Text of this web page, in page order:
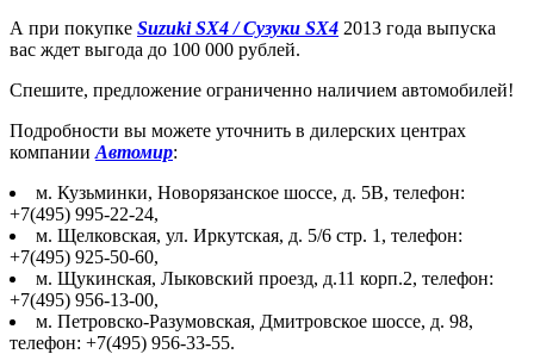
А при покупке Suzuki SX4 / Сузуки SX4 2013 года выпуска
вас ждет выгода до 100 000 рублей.
Спешите, предложение ограниченно наличием автомобилей!
Подробности вы можете уточнить в дилерских центрах
компании Автомир:
м. Кузьминки, Новорязанское шоссе, д. 5В, телефон:
+7(495) 995-22-24,
м. Щелковская, ул. Иркутская, д. 5/6 стр. 1, телефон:
+7(495) 925-50-60,
м. Щукинская, Лыковский проезд, д.11 корп.2, телефон:
+7(495) 956-13-00,
м. Петровско-Разумовская, Дмитровское шоссе, д. 98,
телефон: +7(495) 956-33-55.